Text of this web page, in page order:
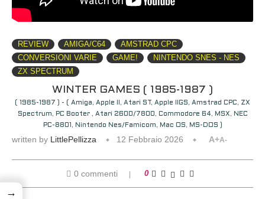
REVIEW AMIGA/C64
AMSTRAD CPC
CONVERSIONI VARIE
GAME!
NINTENDO SNES - NES
ZX SPECTRUM
WINTER GAMES ( 1985-1987 )
( 1985-1987 ) - ( Amiga, Apple II, Atari ST, Apple IIGS, Amstrad CPC, ZX
Spectrum, PC Booter , Atari 2600/7800, Commodore 64, MSX, NEC
PC-8801, Nintendo Nes/Famicom, Mac OS, MS-DOS )
written by LittlePellizza 12 Febbraio 2026 A+A-
0 commenti 0
→